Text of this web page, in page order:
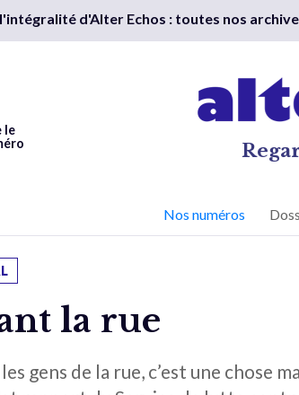
d'Alter Echos : toutes nos
le
Nos numéros
la rue
gens de la rue, c’est une chose